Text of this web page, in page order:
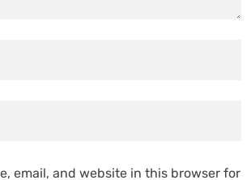
email, and website in this browser for